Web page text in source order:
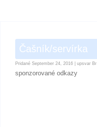
Čašník/servírka
Pridané September 24, 2016 upsvar Br
sponzorované odkazy